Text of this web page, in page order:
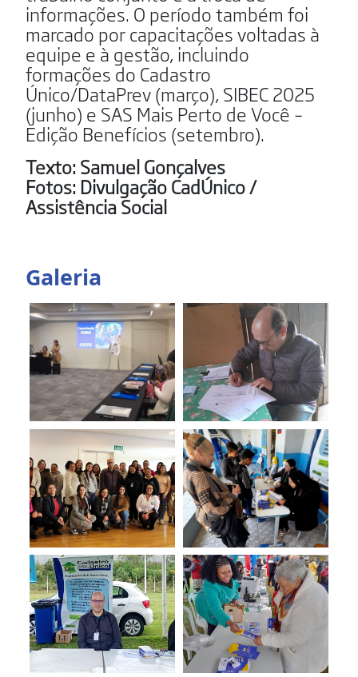
informações. O período também foi
marcado por capacitações voltadas à
equipe e à gestão, incluindo
formações do Cadastro
Único/DataPrev (março), SIBEC 2025
(junho) e SAS Mais Perto de Você –
Edição Benefícios (setembro).
Texto: Samuel Gonçalves
Fotos: Divulgação CadÚnico /
Assistência Social
Galeria